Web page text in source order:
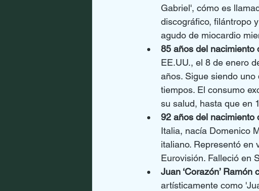
Gabriel', cómo es
discográfico, filántropo
agudo de miocardio
85 años del nacimiento
EE.UU., el 8 de enero
años. Sigue siendo
tiempos. El consumo
su salud, hasta que en
92 años del nacimiento
Italia, nacía Domenico
italiano. Representó en
Eurovisión. Falleció en
Juan ‘Corazón’ Ramón
artísticamente como